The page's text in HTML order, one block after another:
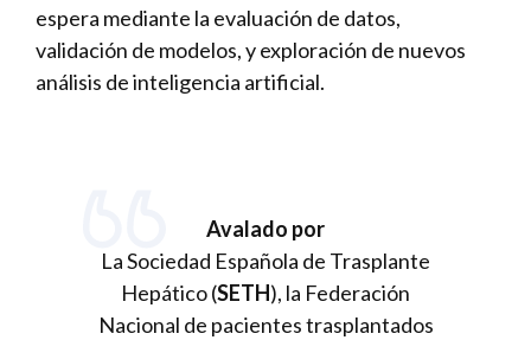
espera mediante la evaluación de datos,
validación de modelos, y exploración de nuevos
análisis de inteligencia artificial.
Avalado por
La Sociedad Española de Trasplante
Hepático (SETH), la Federación
Nacional de pacientes trasplantados